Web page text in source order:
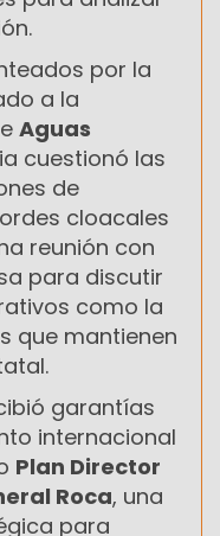
por la
a la
Aguas
cuestionó las
de
cloacales
reunión con
para discutir
como la
que mantienen
garantías
internacional
Plan Director
Roca, una
para